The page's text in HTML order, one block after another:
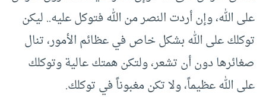
على الله، وإن أردت النصر من الله فتوكل عليه.. ليكن
توكلك على الله بشكل خاص في عظائم الأمور، تنال
صغائرها دون أن تشعر، ولتكن همتك عالية وتوكلك
على الله عظيماً، ولا تكن مغبوناً في توكلك.